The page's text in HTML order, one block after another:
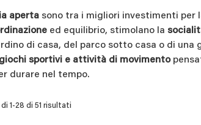
aperta sono tra i migliori investimenti per
ed equilibrio, stimolano la
di casa, del parco sotto casa o di una
sportivi e attività di movimento
durare nel tempo.
1-28 di 51 risultati